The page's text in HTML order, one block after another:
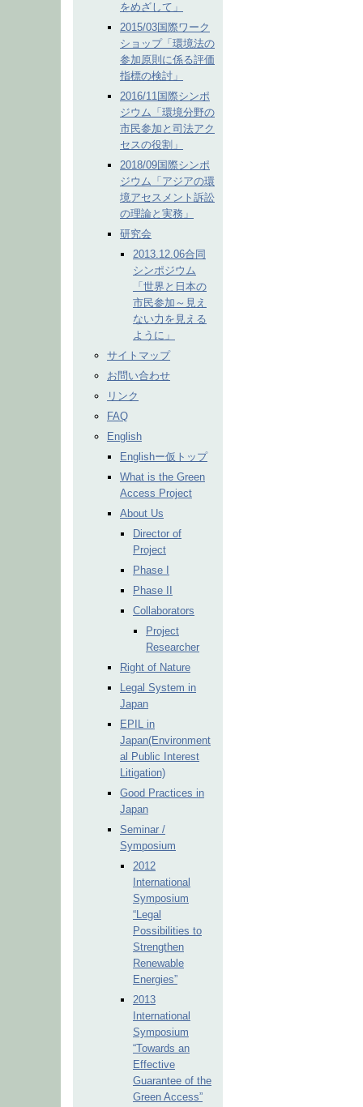
をめざして」
2015/03国際ワーク
ショップ「環境法の
参加原則に係る評価
指標の検討」
2016/11国際シンポ
ジウム「環境分野の
市民参加と司法アク
セスの役割」
2018/09国際シンポ
ジウム「アジアの環
境アセスメント訴訟
の理論と実務」
研究会
2013.12.06合同
シンポジウム
「世界と日本の
市民参加～見え
ない力を見える
ように」
サイトマップ
お問い合わせ
リンク
FAQ
English
Englishー仮トップ
What is the Green
Access Project
About Us
Director of
Project
Phase I
Phase II
Collaborators
Project
Researcher
Right of Nature
Legal System in
Japan
EPIL in
Japan(Environment
al Public Interest
Litigation)
Good Practices in
Japan
Seminar /
Symposium
2012
International
Symposium
“Legal
Possibilities to
Strengthen
Renewable
Energies”
2013
International
Symposium
“Towards an
Effective
Guarantee of the
Green Access”